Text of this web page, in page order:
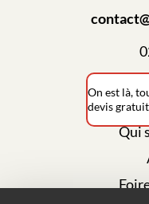
Qui
On est là,
devis